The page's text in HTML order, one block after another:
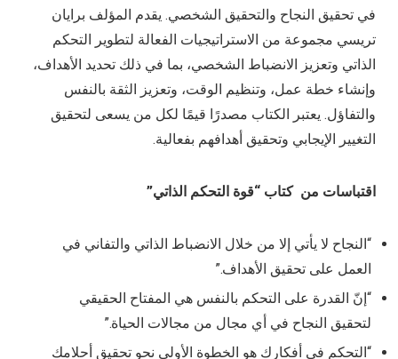
في تحقيق النجاح والتحقيق الشخصي. يقدم المؤلف برايان
تريسي مجموعة من الاستراتيجيات الفعالة لتطوير التحكم
الذاتي وتعزيز الانضباط الشخصي، بما في ذلك تحديد الأهداف،
وإنشاء خطة عمل، وتنظيم الوقت، وتعزيز الثقة بالنفس
والتفاؤل. يعتبر الكتاب مصدرًا قيمًا لكل من يسعى لتحقيق
التغيير الإيجابي وتحقيق أهدافهم بفعالية.
اقتباسات من كتاب “قوة التحكم الذاتي”
“النجاح لا يأتي إلا من خلال الانضباط الذاتي والتفاني في
العمل على تحقيق الأهداف.”
“إنّ القدرة على التحكم بالنفس هي المفتاح الحقيقي
لتحقيق النجاح في أي مجال من مجالات الحياة.”
“التحكم في أفكارك هو الخطوة الأولى نحو تحقيق أحلامك